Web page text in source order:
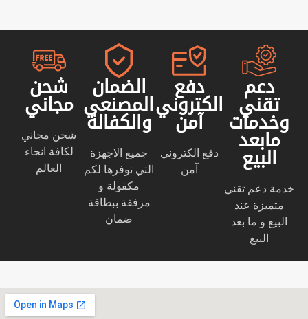
شحن
مجاني
شحن مجاني
لكافة انحاء
العالم
الضمان
المصنعي
والكفالة
جميع الاجهزة
التي نوفرها لكم
مكفولة و
مرفقة ببطاقة
ضمان
دفع
الكتروني
آمن
دفع الكتروني
آمن
دعم
تقني
وخدمات
مابعد
البيع
خدمة دعم تقني
متميزة عند
البيع و ما بعد
البيع